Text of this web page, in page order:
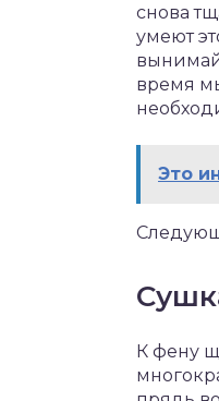
снова
умеют
время
Это
К фену